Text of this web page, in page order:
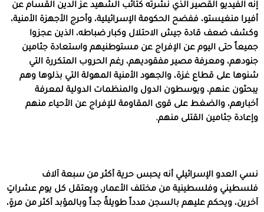
إنه الفيديو القصير الذي نشرته كتائب الشهيد عز الدين القسام عن
أفيرا منغيستو، ففضح الحكومة الإسرائيلية، وأحرج الأجهزة الأمنية،
وكشف ضعف قادة جيش الاحتلال وكبار ضباطه، الذين عجزوا
جميعاً حتى اليوم عن الإفراج عن مستوطنيهم واستعادة جثامين
جنودهم، ومعرفة مصير مفقوديهم، رغم الحروب المتكررة التي
شنوها على قطاع غزة، والجهود الأمنية المهولة التي بذلوها وهم
يبحثون عنهم، ويوسطون الدول والمنظمات الدولية لمعرفة
أخبارهم، والضغط على قوى المقاومة للإفراج عن الأحياء منهم
وإعادة جثامين القتلى منهم.
نسي العدو الإسرائيلي أنه يحبس حرية أكثر من سبعة آلاف
فلسطيني وفلسطينية من مختلف الأعمار، ويعتقل كل يوم عشراتٍ
آخرين، ويحكم عليهم بالسجن مدداً طويلةً جداً وبالمؤبد أكثر من مرةٍ،